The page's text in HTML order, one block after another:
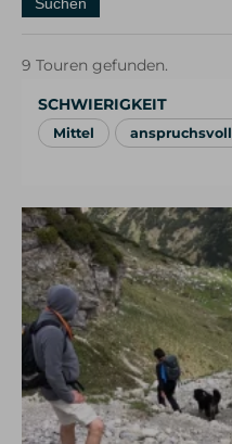
9 Touren gefunden.
SCHWIERIGKEIT
Mittel anspruchsvoll